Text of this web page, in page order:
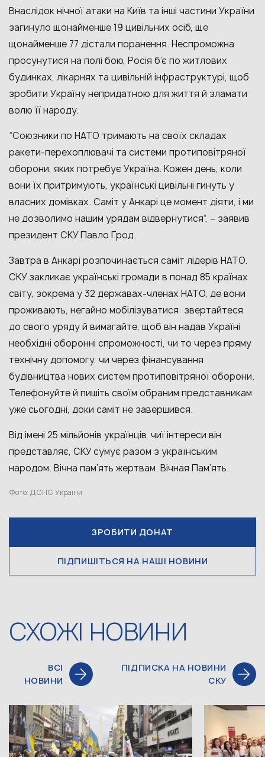
Внаслідок нічної атаки на Київ та інші частини України
загинуло щонайменше 19 цивільних осіб, ще
щонайменше 77 дістали поранення. Неспроможна
просунутися на полі бою, Росія б’є по житлових
будинках, лікарнях та цивільній інфраструктурі, щоб
зробити Україну непридатною для життя й зламати
волю її народу.
“Союзники по НАТО тримають на своїх складах
ракети-перехоплювачі та системи протиповітряної
оборони, яких потребує Україна. Кожен день, коли
вони їх притримують, українські цивільні гинуть у
власних домівках. Саміт у Анкарі це момент діяти, і ми
не дозволимо нашим урядам відвернутися”, – заявив
президент СКУ Павло Ґрод.
Завтра в Анкарі розпочинається саміт лідерів НАТО.
СКУ закликає українські громади в понад 85 країнах
світу, зокрема у 32 державах-членах НАТО, де вони
проживають, негайно мобілізуватися: звертайтеся
до свого уряду й вимагайте, щоб він надав Україні
необхідні оборонні спроможності, чи то через пряму
технічну допомогу, чи через фінансування
будівництва нових систем протиповітряної оборони.
Телефонуйте й пишіть своїм обраним представникам
уже сьогодні, доки саміт не завершився.
Від імені 25 мільйонів українців, чиї інтереси він
представляє, СКУ сумує разом з українським
народом. Вічна пам’ять жертвам. Вічная Пам’ять.
Фото: ДСНС України
ЗРОБИТИ ДОНАТ
ПІДПИШІТЬСЯ НА НАШІ НОВИНИ
СХОЖІ НОВИНИ
ВСІ
НОВИНИ
ПІДПИСКА НА НОВИНИ
СКУ